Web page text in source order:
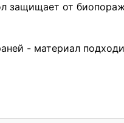
защищает от
- материал